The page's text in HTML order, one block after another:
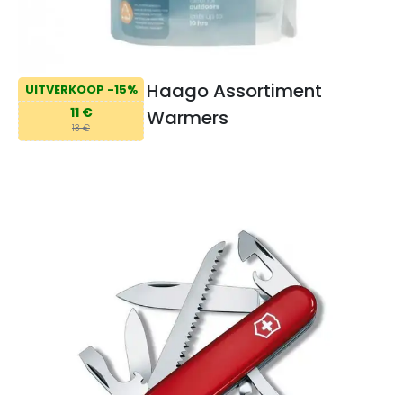
UITVERKOOP -15%
11 €
13 €
Haago Assortiment
Warmers